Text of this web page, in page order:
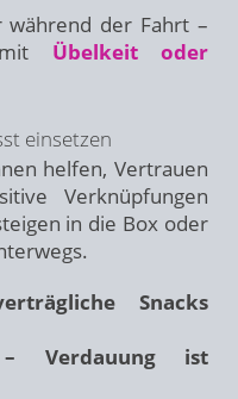
der Fahrt –
Übelkeit oder
einsetzen
helfen, Vertrauen
Verknüpfungen
in die Box oder
Snacks
Verdauung ist